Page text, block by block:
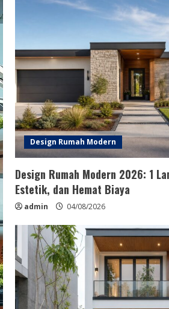
Design Rumah Modern
Design Rumah Modern 2026: 1
Estetik, dan Hemat Biaya
admin 04/08/2026